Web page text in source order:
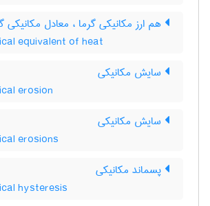
هم ارز مکانیکی گرما ، معادل مکانیکی
equivalent of heat
سایش مکانیکی
erosion
سایش مکانیکی
erosions
پسماند مکانیکی
hysteresis